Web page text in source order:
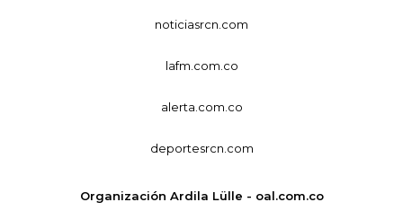
noticiasrcn.com
lafm.com.co
alerta.com.co
deportesrcn.com
Organización Ardila Lülle - oal.com.co